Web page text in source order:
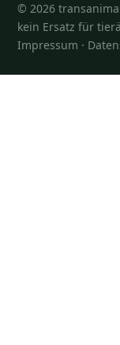
© 2026
kein Ersatz für
Impressum ·